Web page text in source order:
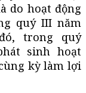
do hoạt động
quý III năm
trong quý
sinh hoạt
kỳ làm lợi